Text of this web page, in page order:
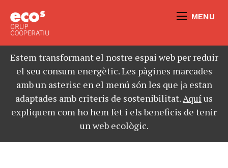
MENU
Estem transformant el nostre espai web per reduir
el seu consum energètic. Les pàgines marcades
amb un asterisc en el menú són les que ja estan
adaptades amb criteris de sostenibilitat.Aquíus
expliquem com ho hem fet i els beneficis de tenir
un web ecològic.